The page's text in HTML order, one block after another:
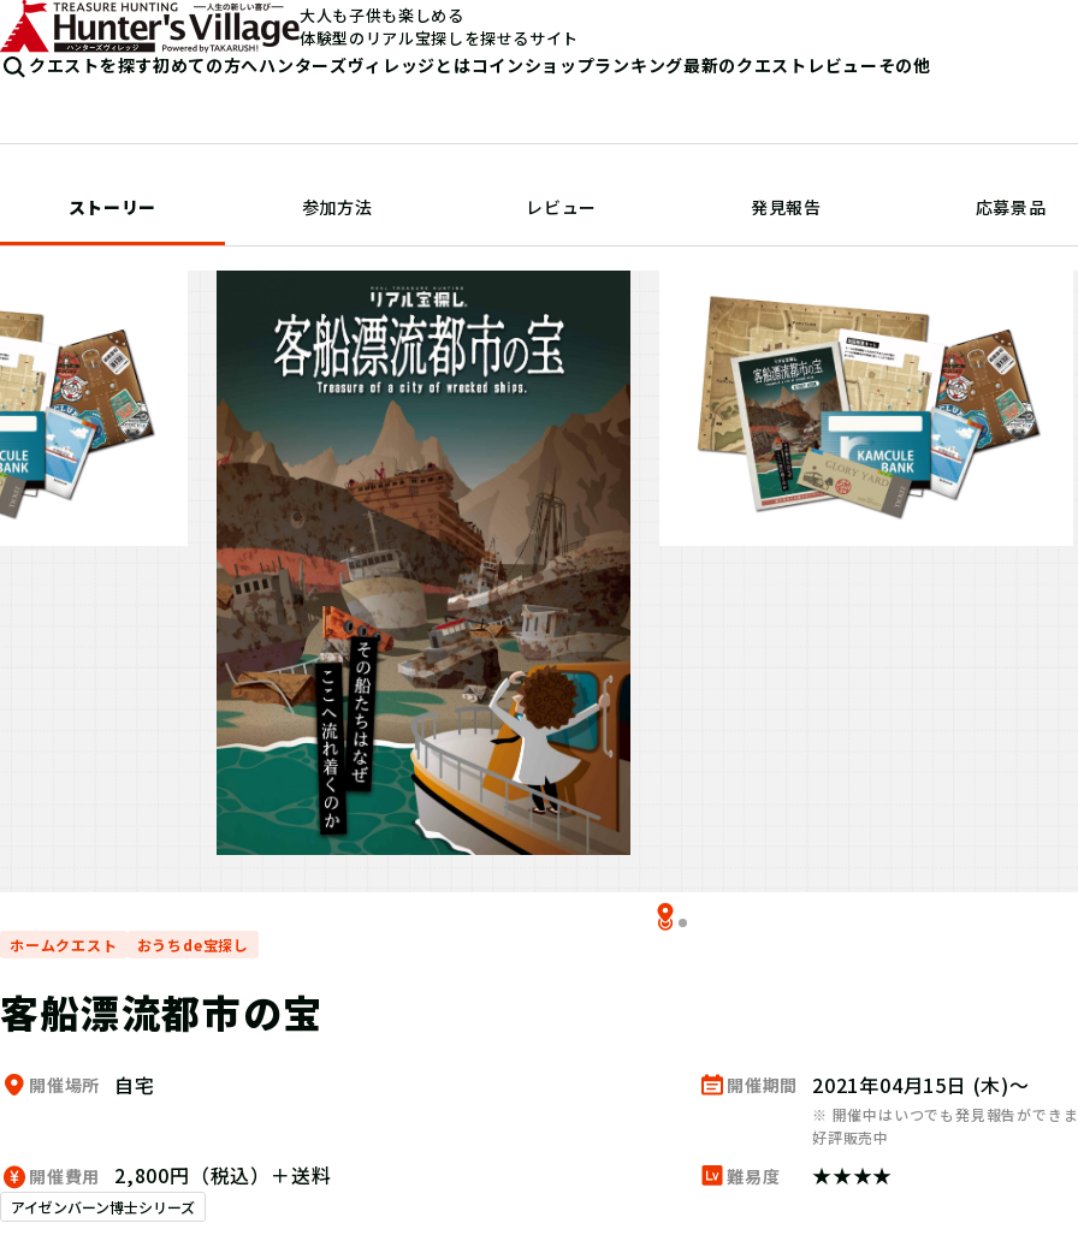
大人も子供も楽しめる
体験型のリアル宝探しを探せるサイト
クエストを探す初めての方へハンターズヴィレッジとはコインショップランキング最新のクエストレビューその他
ストーリー 参加方法 レビュー 発見報告 応募景品
ホームクエスト おうちde宝探し
客船漂流都市の宝
開催場所 自宅 開催期間 2021年04月15日 (木)～
※ 開催中はいつでも発見報告ができ
好評販売中
開催費用 2,800円（税込）＋送料 難易度 ★★★★
アイゼンバーン博士シリーズ